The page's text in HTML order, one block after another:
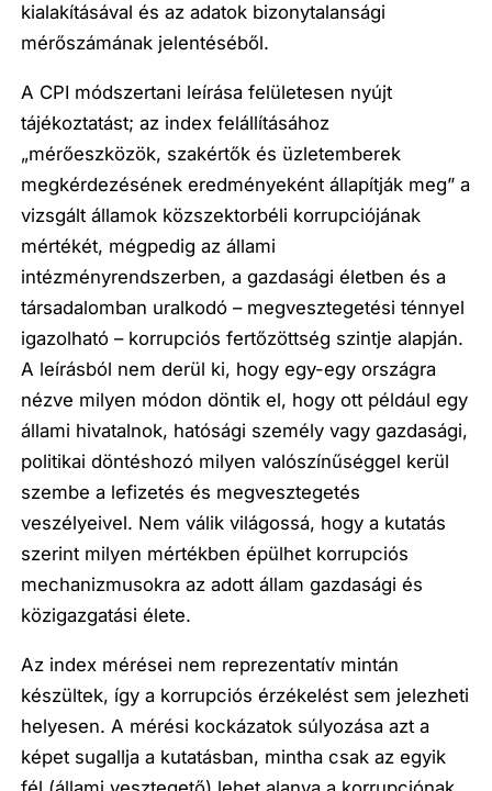
kialakításával és az adatok bizonytalansági
mérőszámának jelentéséből.
A CPI módszertani leírása felületesen nyújt
tájékoztatást; az index felállításához
„mérőeszközök, szakértők és üzletemberek
megkérdezésének eredményeként állapítják meg” a
vizsgált államok közszektorbéli korrupciójának
mértékét, mégpedig az állami
intézményrendszerben, a gazdasági életben és a
társadalomban uralkodó – megvesztegetési ténnyel
igazolható – korrupciós fertőzöttség szintje alapján.
A leírásból nem derül ki, hogy egy-egy országra
nézve milyen módon döntik el, hogy ott például egy
állami hivatalnok, hatósági személy vagy gazdasági,
politikai döntéshozó milyen valószínűséggel kerül
szembe a lefizetés és megvesztegetés
veszélyeivel. Nem válik világossá, hogy a kutatás
szerint milyen mértékben épülhet korrupciós
mechanizmusokra az adott állam gazdasági és
közigazgatási élete.
Az index mérései nem reprezentatív mintán
készültek, így a korrupciós érzékelést sem jelezheti
helyesen. A mérési kockázatok súlyozása azt a
képet sugallja a kutatásban, mintha csak az egyik